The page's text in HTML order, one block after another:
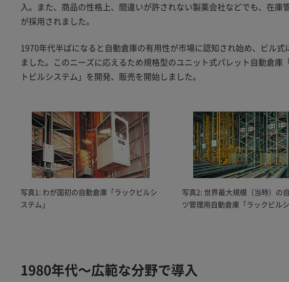
入。また、商品の性格上、間違いが許されない製薬会社などでも、在
が採用されました。
1970年代半ばになると自動倉庫の有用性が市場に認知され始め、ビル
ました。このニーズに応えるため規格型のユニット式パレット自動倉
トビルシステム」を開発、販売を開始しました。
写真1: わが国初の自動倉庫「ラックビルシ
ステム」
写真2: 世界最大規模（当時）の
ツ管理用自動倉庫「ラックビルシ
1980年代～広範な分野で導入